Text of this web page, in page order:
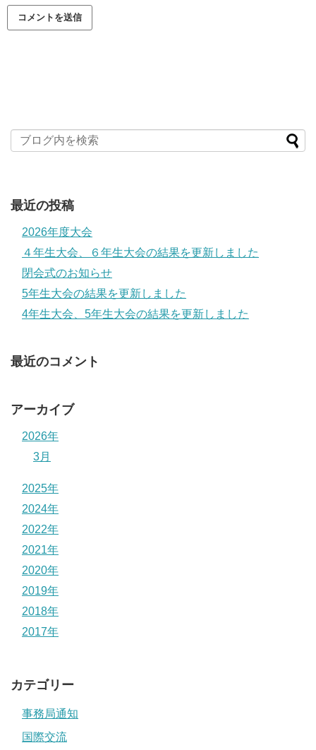
最近の投稿
2026年度大会
４年生大会、６年生大会の結果を更新しました
閉会式のお知らせ
5年生大会の結果を更新しました
4年生大会、5年生大会の結果を更新しました
最近のコメント
アーカイブ
2026年
3月
2025年
2024年
2022年
2021年
2020年
2019年
2018年
2017年
カテゴリー
事務局通知
国際交流